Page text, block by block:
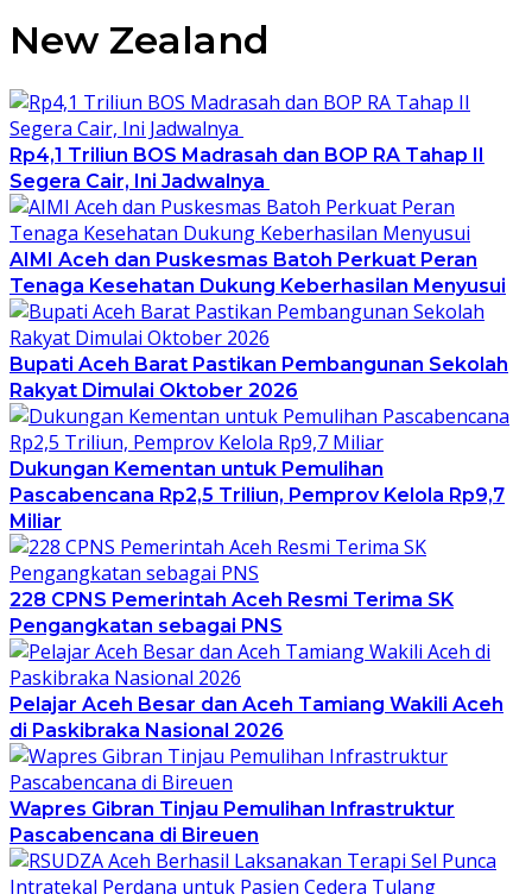
New Zealand
Rp4,1 Triliun BOS Madrasah dan BOP RA Tahap II
Segera Cair, Ini Jadwalnya
AIMI Aceh dan Puskesmas Batoh Perkuat Peran
Tenaga Kesehatan Dukung Keberhasilan Menyusui
Bupati Aceh Barat Pastikan Pembangunan Sekolah
Rakyat Dimulai Oktober 2026
Dukungan Kementan untuk Pemulihan
Pascabencana Rp2,5 Triliun, Pemprov Kelola Rp9,7
Miliar
228 CPNS Pemerintah Aceh Resmi Terima SK
Pengangkatan sebagai PNS
Pelajar Aceh Besar dan Aceh Tamiang Wakili Aceh
di Paskibraka Nasional 2026
Wapres Gibran Tinjau Pemulihan Infrastruktur
Pascabencana di Bireuen